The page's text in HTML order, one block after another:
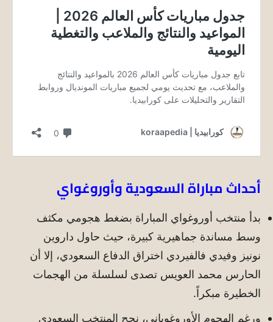
أحداث مباراة السعودية وأوروغواي
بدأ منتخب أوروغواي المباراة بضغط هجومي مكثف
وسط مساندة جماهيرية كبيرة، حيث حاول داروين
نونيز وفيدي فالفيردي اختراق الدفاع السعودي، إلا أن
الحارس محمد العويس تصدى لسلسلة من الهجمات
الخطيرة مبكراً.
ورغم الهجوم الأوروغوياني، نجح المنتخب السعودي